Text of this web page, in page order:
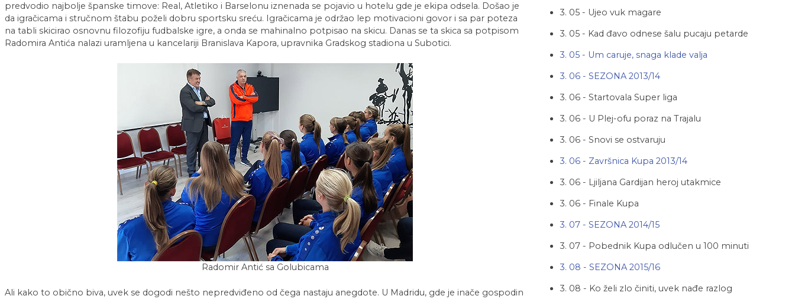
predvodio najbolje španske timove: Real, Atletiko i Barselonu iznenada se pojavio u hotelu gde je ekipa odsela. Došao je
da igračicama i stručnom štabu poželi dobru sportsku sreću. Igračicama je održao lep motivacioni govor i sa par poteza
na tabli skicirao osnovnu filozofiju fudbalske igre, a onda se mahinalno potpisao na skicu. Danas se ta skica sa potpisom
Radomira Antića nalazi uramljena u kancelariji Branislava Kapora, upravnika Gradskog stadiona u Subotici.
Radomir Antić sa Golubicama
Ali kako to obično biva, uvek se dogodi nešto nepredviđeno od čega nastaju anegdote. U Madridu, gde je inače gospodin
3. 05 - Ujeo vuk magare
3. 05 - Kad đavo odnese šalu pucaju petarde
3. 05 - Um caruje, snaga klade valja
3. 06 - SEZONA 2013/14
3. 06 - Startovala Super liga
3. 06 - U Plej-ofu poraz na Trajalu
3. 06 - Snovi se ostvaruju
3. 06 - Završnica Kupa 2013/14
3. 06 - Ljiljana Gardijan heroj utakmice
3. 06 - Finale Kupa
3. 07 - SEZONA 2014/15
3. 07 - Pobednik Kupa odlučen u 100 minuti
3. 08 - SEZONA 2015/16
3. 08 - Ko želi zlo činiti, uvek nađe razlog